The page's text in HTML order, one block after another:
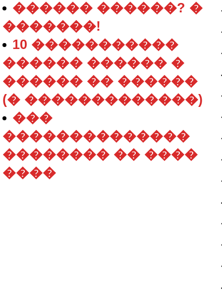
������ ������? �
�������!
10 �����������
������ ������ �
������ �� ������
(� �������������)
���
��������������
�������� �� ����
����